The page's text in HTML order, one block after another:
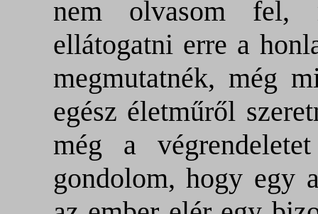
nem olvasom fel,
ellátogatni erre a
megmutatnék, még
egész életműről
még a
gondolom, hogy egy